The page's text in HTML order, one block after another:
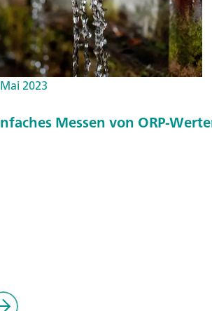
2023
Messen von ORP-